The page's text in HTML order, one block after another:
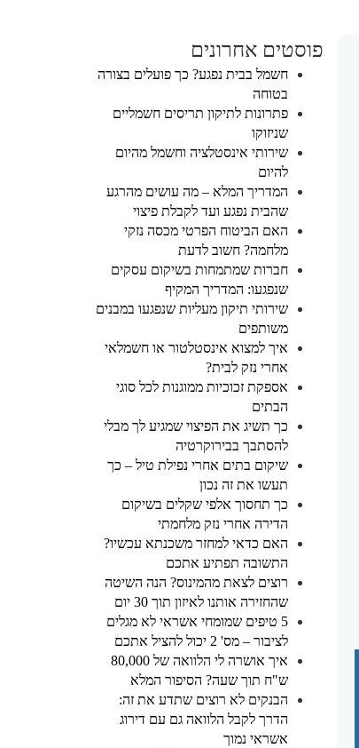
פוסטים אחרונים
חשמל בבית נפגע? כך פועלים בצורה
בטוחה
פתרונות לתיקון תריסים חשמליים
שניזוקו
שירותי אינסטלציה וחשמל מהיום
להיום
המדריך המלא – מה עושים מהרגע
שהבית נפגע ועד לקבלת פיצוי
האם הביטוח הפרטי מכסה נזקי
מלחמה? חשוב לדעת
חברות שמתמחות בשיקום עסקים
שנפגעו: המדריך המקיף
שירותי תיקון מעליות שנפגעו במבנים
משותפים
איך למצוא אינסטלטור או חשמלאי
אחרי נזק לבית?
אספקת זכוכיות ממוגנות לכל סוגי
הבתים
כך תשיג את הפיצוי שמגיע לך מבלי
להסתבך בבירוקרטיה
שיקום בתים אחרי נפילת טיל – כך
תעשו את זה נכון
כך תחסוך אלפי שקלים בשיקום
הדירה אחרי נזק מלחמתי
האם כדאי למחזר משכנתא עכשיו?
התשובה תפתיע אתכם
רוצים לצאת מהמינוס? הנה השיטה
שהחזירה אותנו לאיזון תוך 30 יום
5 טיפים שמומחי אשראי לא מגלים
לציבור – מס' 2 יכול להציל אתכם
איך אושרה לי הלוואה של 80,000
ש"ח תוך שעה? הסיפור המלא
הבנקים לא רוצים שתדע את זה:
הדרך לקבל הלוואה גם עם דירוג
אשראי נמוך